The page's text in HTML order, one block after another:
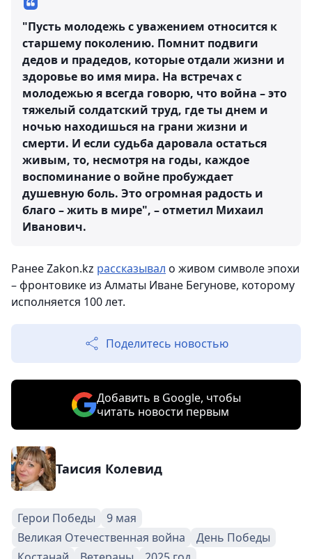
"Пусть молодежь с уважением относится к
старшему поколению. Помнит подвиги
дедов и прадедов, которые отдали жизни и
здоровье во имя мира. На встречах с
молодежью я всегда говорю, что война – это
тяжелый солдатский труд, где ты днем и
ночью находишься на грани жизни и
смерти. И если судьба даровала остаться
живым, то, несмотря на годы, каждое
воспоминание о войне пробуждает
душевную боль. Это огромная радость и
благо – жить в мире", – отметил Михаил
Иванович.
Ранее Zakon.kz рассказывал о живом символе эпохи
– фронтовике из Алматы Иване Бегунове, которому
исполняется 100 лет.
Поделитесь новостью
Добавить в Google, чтобы
читать новости первым
Таисия Колевид
Герои Победы
9 мая
Великая Отечественная война
День Победы